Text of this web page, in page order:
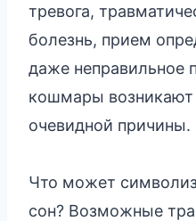
тревога,
болезнь, прием
даже неправильное
кошмары возникают
очевидной причины.
Что может
сон? Возможные